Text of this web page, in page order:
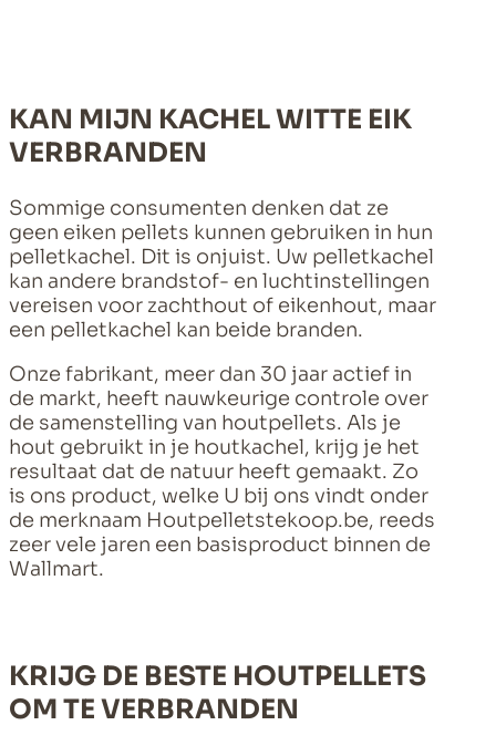
KAN MIJN KACHEL WITTE EIK
VERBRANDEN
Sommige consumenten denken dat ze
geen eiken pellets kunnen gebruiken in hun
pelletkachel. Dit is onjuist. Uw pelletkachel
kan andere brandstof- en luchtinstellingen
vereisen voor zachthout of eikenhout, maar
een pelletkachel kan beide branden.
Onze fabrikant, meer dan 30 jaar actief in
de markt, heeft nauwkeurige controle over
de samenstelling van houtpellets. Als je
hout gebruikt in je houtkachel, krijg je het
resultaat dat de natuur heeft gemaakt. Zo
is ons product, welke U bij ons vindt onder
de merknaam Houtpelletstekoop.be, reeds
zeer vele jaren een basisproduct binnen de
Wallmart.
KRIJG DE BESTE HOUTPELLETS
OM TE VERBRANDEN